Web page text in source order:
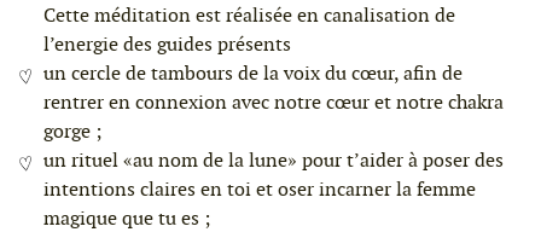
Cette méditation est réalisée en canalisation de
l’energie des guides présents
un cercle de tambours de la voix du cœur, afin de
rentrer en connexion avec notre cœur et notre chakra
gorge ;
un rituel «au nom de la lune» pour t’aider à poser des
intentions claires en toi et oser incarner la femme
magique que tu es ;